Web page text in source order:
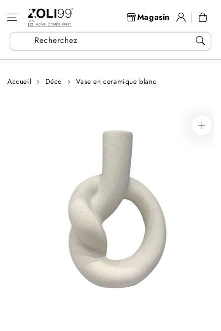
contenu
Recherchez vos articles...
Magasin
connecter
Panier
Accueil Déco Vase en ceramique blanc